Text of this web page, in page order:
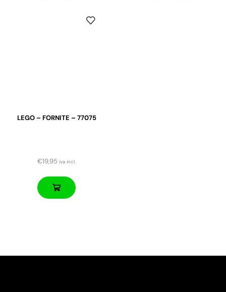
LEGO – FORNITE – 77075
€19,95 iva incl.